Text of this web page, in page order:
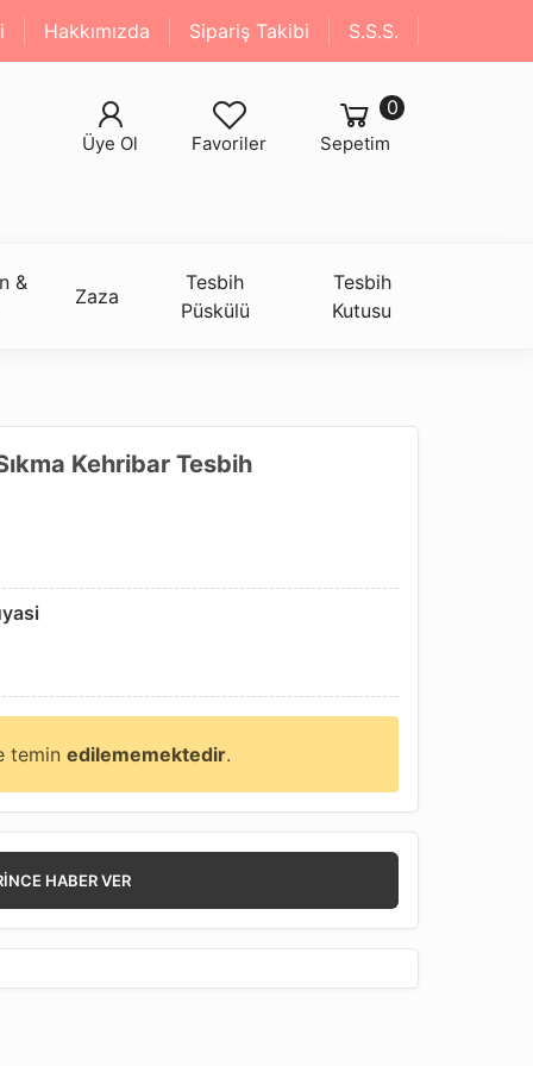
Hakkımızda Sipariş Takibi S.S.S.
Sepetim
0
Favoriler
Üye Ol
&
Zaza
Tesbih
Püskülü
Tesbih
Kutusu
Kehribar Tesbih
teminedilememektedir.
HABER VER